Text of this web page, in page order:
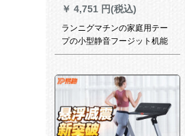
￥ 4,751 円(税込)
ランニグマチンの家庭用テー
プの小型静音フージット机能
室内ミニ机械折りたたたたみ
のサウンドトラックに多机能
音楽を追加しました。